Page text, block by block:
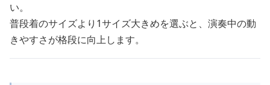
い。
普段着のサイズより1サイズ大きめを選ぶと、演奏中の動
きやすさが格段に向上します。